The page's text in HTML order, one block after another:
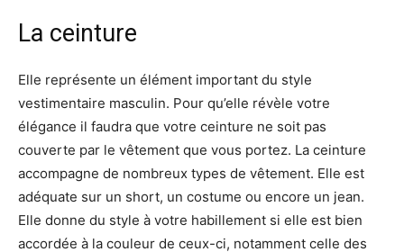
La ceinture
Elle représente un élément important du style
vestimentaire masculin. Pour qu’elle révèle votre
élégance il faudra que votre ceinture ne soit pas
couverte par le vêtement que vous portez. La ceinture
accompagne de nombreux types de vêtement. Elle est
adéquate sur un short, un costume ou encore un jean.
Elle donne du style à votre habillement si elle est bien
accordée à la couleur de ceux-ci, notamment celle des